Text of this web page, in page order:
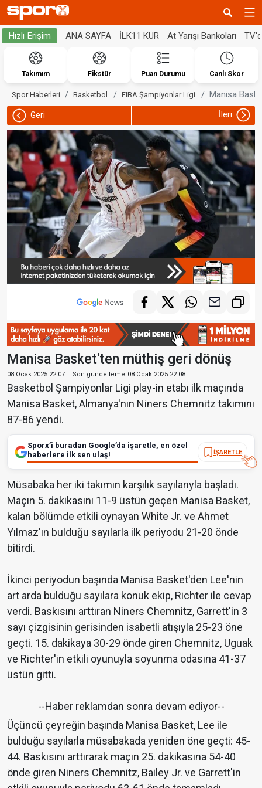
Hızlı Erişim ANA SAYFA İLK11 KUR At Yarışı Bankoları
Takımım Fikstür Puan Durumu Canlı Skor
Spor Haberleri Basketbol FIBA Şampiyonlar Ligi Manisa
Geri İleri
Manisa Basket'ten müthiş geri dönüş
08 Ocak 2025 22:07 || Son güncelleme 08 Ocak 2025 22:08
Basketbol Şampiyonlar Ligi play-in etabı ilk maçında
Manisa Basket, Almanya'nın Niners Chemnitz takımını
87-86 yendi.
Sporx’i buradan Google’da işaretle, en özel
haberlere ilk sen ulaş!
İŞARETLE
Müsabaka her iki takımın karşılık sayılarıyla başladı.
Maçın 5. dakikasını 11-9 üstün geçen Manisa Basket,
kalan bölümde etkili oynayan White Jr. ve Ahmet
Yılmaz'ın bulduğu sayılarla ilk periyodu 21-20 önde
bitirdi.
İkinci periyodun başında Manisa Basket'den Lee'nin
art arda bulduğu sayılara konuk ekip, Richter ile cevap
verdi. Baskısını arttıran Niners Chemnitz, Garrett'in 3
sayı çizgisinin gerisinden isabetli atışıyla 25-23 öne
geçti. 15. dakikaya 30-29 önde giren Chemnitz, Uguak
ve Richter'in etkili oyunuyla soyunma odasına 41-37
üstün gitti.
--Haber reklamdan sonra devam ediyor--
Üçüncü çeyreğin başında Manisa Basket, Lee ile
bulduğu sayılarla müsabakada yeniden öne geçti: 45-
44. Baskısını arttırarak maçın 25. dakikasına 54-40
önde giren Niners Chemnitz, Bailey Jr. ve Garrett'in